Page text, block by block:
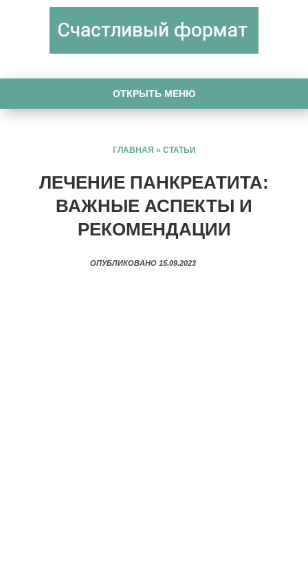
ОТКРЫТЬ МЕНЮ
ГЛАВНАЯ » СТАТЬИ
ЛЕЧЕНИЕ ПАНКРЕАТИТА:
ВАЖНЫЕ АСПЕКТЫ И
РЕКОМЕНДАЦИИ
ОПУБЛИКОВАНО 15.09.2023